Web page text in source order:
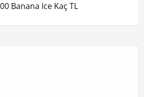
Banana Ice Kaç TL